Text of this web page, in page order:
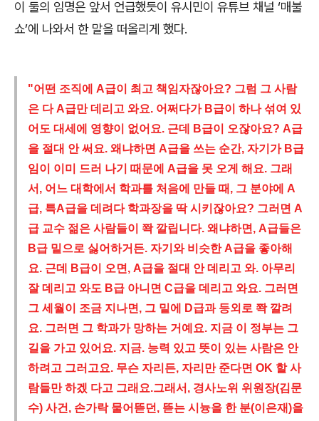
이 둘의 임명은 앞서 언급했듯이 유시민이 유튜브 채널 ‘매불
쇼’에 나와서 한 말을 떠올리게 했다.
"어떤 조직에 A급이 최고 책임자잖아요? 그럼 그 사람
은 다 A급만 데리고 와요. 어쩌다가 B급이 하나 섞여 있
어도 대세에 영향이 없어요. 근데 B급이 오잖아요? A급
을 절대 안 써요. 왜냐하면 A급을 쓰는 순간, 자기가 B급
임이 이미 드러 나기 때문에 A급을 못 오게 해요. 그래
서, 어느 대학에서 학과를 처음에 만들 때, 그 분야에 A
급, 특A급을 데려다 학과장을 딱 시키잖아요? 그러면 A
급 교수 젊은 사람들이 쫙 깔립니다. 왜냐하면, A급들은
B급 밑으로 싫어하거든. 자기와 비슷한 A급을 좋아해
요. 근데 B급이 오면, A급을 절대 안 데리고 와. 아무리
잘 데리고 와도 B급 아니면 C급을 데리고 와요. 그러면
그 세월이 조금 지나면, 그 밑에 D급과 등외로 쫙 깔려
요. 그러면 그 학과가 망하는 거예요. 지금 이 정부는 그
길을 가고 있어요. 지금. 능력 있고 뜻이 있는 사람은 안
하려고 그러고요. 무슨 자리든, 자리만 준다면 OK 할 사
람들만 하겠 다고 그래요.그래서, 경사노위 위원장(김문
수) 사건, 손가락 물어뜯던, 뜯는 시늉을 한 분(이은재)을